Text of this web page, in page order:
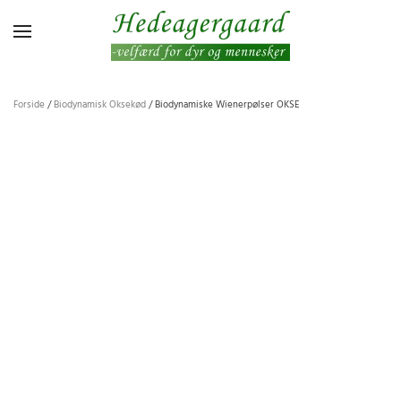
Gå til hovedindhold
Forside /Biodynamisk Oksekød/ Biodynamiske Wienerpølser OKSE